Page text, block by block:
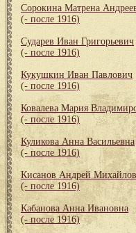
Сорокина Матрена
(- после 1916)
Сударев Иван Григорьевич
(- после 1916)
Кукушкин Иван Павлович
(- после 1916)
Ковалева Мария
(- после 1916)
Куликова Анна Васильевна
(- после 1916)
Кисанов Андрей
(- после 1916)
Кабанова Анна Ивановна
(- после 1916)